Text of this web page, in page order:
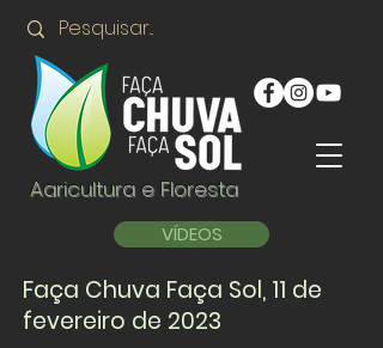
Agricultura e Floresta
VÍDEOS
Faça Chuva Faça Sol, 11 de
fevereiro de 2023